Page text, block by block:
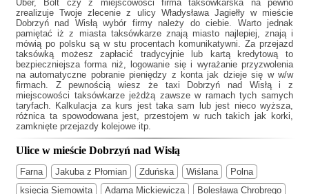
Uber, Bolt czy z miejscowości firma taksówkarska na pewno
zrealizuje Twoje zlecenie z ulicy Władysława Jagiełły w mieście
Dobrzyń nad Wisłą wybór firmy należy do ciebie. Warto jednak
pamiętać iż z miasta taksówkarze znają miasto najlepiej, znają i
mówią po polsku są w stu procentach komunikatywni. Za przejazd
taksówką możesz zapłacić tradycyjnie lub kartą kredytową to
bezpieczniejsza forma niż, logowanie się i wyrażanie przyzwolenia
na automatyczne pobranie pieniędzy z konta jak dzieje się w w/w
firmach. Z pewnością wiesz że taxi Dobrzyń nad Wisłąi z
miejscowości taksówkarze jeżdżą zawsze w ramach tych samych
taryfach. Kalkulacja za kurs jest taka sam lub jest nieco wyższa,
różnica ta spowodowana jest, przestojem w ruch takich jak korki,
zamknięte przejazdy kolejowe itp.
Ulice w mieście Dobrzyń nad Wisłą
Farna Jakuba z Płomian Zduńska Wiślana
Polna
księcia Siemowita
Adama Mickiewicza Bolesława Chrobrego